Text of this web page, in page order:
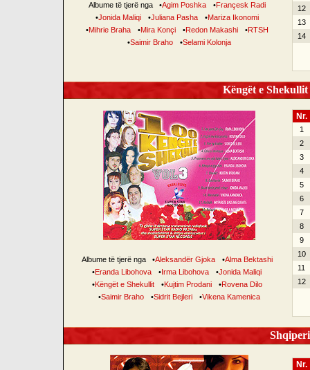
Albume të tjerë nga •Agim Poshka •Françesk Radi
•Jonida Maliqi •Juliana Pasha •Mariza Ikonomi
•Mihrie Braha •Mira Konçi •Redon Makashi •RTSH
•Saimir Braho •Selami Kolonja
12
13
14
Këngët e
Albume të tjerë nga •Aleksandër Gjoka •Alma Bektashi
•Eranda Libohova •Irma Libohova •Jonida Maliqi
•Këngët e Shekullit •Kujtim Prodani •Rovena Dilo
•Saimir Braho •Sidrit Bejleri •Vikena Kamenica
Nr.
1
2
3
4
5
6
7
8
9
10
11
12
Nr.